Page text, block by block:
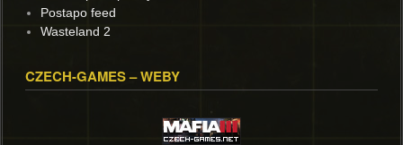
Postapo feed
Wasteland 2
CZECH-GAMES – WEBY